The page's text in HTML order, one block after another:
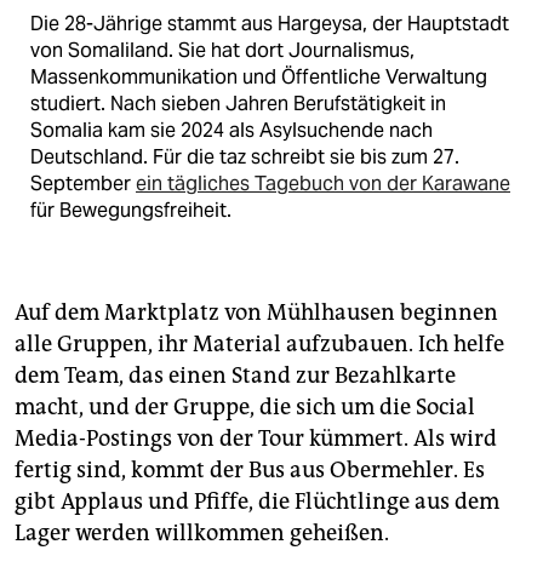
Die 28-Jährige stammt aus Hargeysa, der Hauptstadt
von Somaliland. Sie hat dort Journalismus,
Massenkommunikation und Öffentliche Verwaltung
studiert. Nach sieben Jahren Berufstätigkeit in
Somalia kam sie 2024 als Asylsuchende nach
Deutschland. Für die taz schreibt sie bis zum 27.
Septemberein tägliches Tagebuch von der Karawane
für Bewegungsfreiheit.
Auf dem Marktplatz von Mühlhausen beginnen
alle Gruppen, ihr Material aufzubauen. Ich helfe
dem Team, das einen Stand zur Bezahlkarte
macht, und der Gruppe, die sich um die Social
Media-Postings von der Tour kümmert. Als wird
fertig sind, kommt der Bus aus Obermehler. Es
gibt Applaus und Pfiffe, die Flüchtlinge aus dem
Lager werden willkommen geheißen.